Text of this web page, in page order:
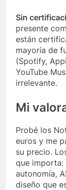
Sin
presente
están
mayoría de
(Spotify,
YouTube
irrelevante.
Mi
Probé los
euros y me
su precio.
que importa:
autonomía,
diseño que